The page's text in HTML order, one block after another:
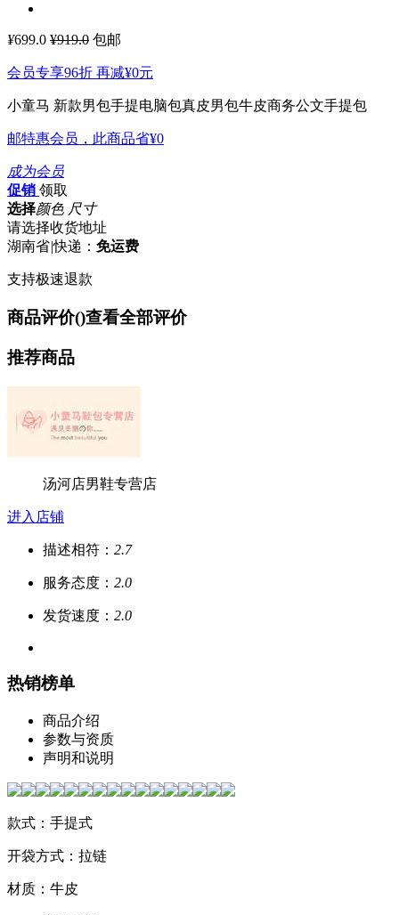
¥699.0 ¥919.0 包邮
会员专享96折 再减¥0元
小童马 新款男包手提电脑包真皮男包牛皮商务公文手提包
邮特惠会员，此商品省¥0
成为会员
促销 领取
选择颜色 尺寸
请选择收货地址
湖南省|快递： 免运费
支持极速退款
商品评价()查看全部评价
推荐商品
汤河店男鞋专营店
进入店铺
描述相符： 2.7
服务态度： 2.0
发货速度： 2.0
热销榜单
商品介绍
参数与资质
声明和说明
款式：手提式
开袋方式：拉链
材质：牛皮